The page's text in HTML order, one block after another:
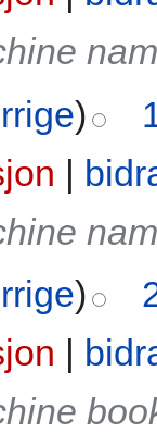
)
|
)
|